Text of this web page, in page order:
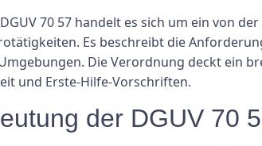
70 57 handelt es sich um ein von
Es beschreibt die
Die Verordnung deckt ein
und Erste-Hilfe-Vorschriften.
der DGUV 70